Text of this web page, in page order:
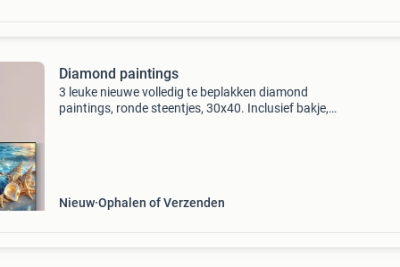
Diamond paintings
3 leuke nieuwe volledig te beplakken diamond
paintings, ronde steentjes, 30x40. Inclusief bakje,
Nieuw Ophalen of Verzenden